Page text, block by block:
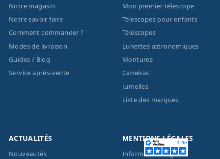
Notre magasin
Notre savoir faire
Comment commander ?
Modes de livraison
Guides / Blog
Service après-vente
Mon premier télescope
Télescopes pour enfants
Télescopes
Lunettes astronomiques
Montures
Caméras
Jumelles
Liste des marques
ACTUALITÉS
Nouveautés
MENTIONS LÉGALES
Informations légales